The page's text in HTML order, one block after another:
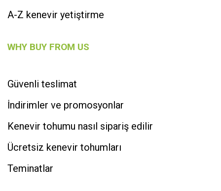
A-Z kenevir yetiştirme
WHY BUY FROM US
Güvenli teslimat
İndirimler ve promosyonlar
Kenevir tohumu nasıl sipariş edilir
Ücretsiz kenevir tohumları
Teminatlar